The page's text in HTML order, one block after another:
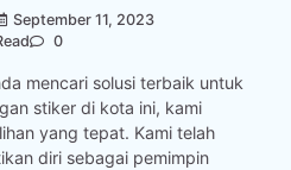
September 11, 2023
0
mencari solusi terbaik untuk
stiker di kota ini, kami
yang tepat. Kami telah
diri sebagai pemimpin